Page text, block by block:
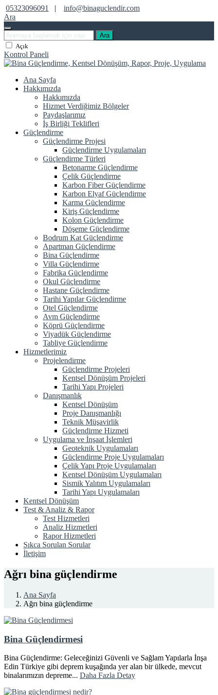
05323096091 |
info@binaguclendir.com
Ara
Ara
Açık
Kontrol Paneli
Ana Sayfa
Hakkımızda
Hakkımızda
Hizmet Verdiğimiz Bölgeler
Paydaşlarımız
İş Birliği Teklifleri
Güçlendirme
Güçlendirme Projesi
Güçlendirme Uygulamaları
Güçlendirme Türleri
Betonarme Güçlendirme
Çelik Güçlendirme
Karbon Fiber Güçlendirme
Karbon Elyaf Güçlendirme
Karma Güçlendirme
Kiriş Güçlendirme
Kolon Güçlendirme
Döşeme Güçlendirme
Bodrum Kat Güçlendirme
Apartman Güçlendirme
Bina Güçlendirme
Villa Güçlendirme
Fabrika Güçlendirme
Okul Güçlendirme
Hastane Güçlendirme
Tarihi Yapılar Güçlendirme
Otel Güçlendirme
Avm Güçlendirme
Köprü Güçlendirme
Viyadük Güçlendirme
Tabliye Güçlendirme
Hizmetlerimiz
Projelendirme
Güçlendirme Projeleri
Kentsel Dönüşüm Projeleri
Tarihi Yapı Projeleri
Danışmanlık
Kentsel Dönüşüm
Proje Danışmanlığı
Teknik Müşavirlik
Güçlendirme Hizmeti
Uygulama ve İnşaat İşlemleri
Geoteknik Uygulamaları
Güçlendirme Proje Uygulamaları
Çelik Yapı Proje Uygulamaları
Kentsel Dönüşüm Uygulamaları
Sismik Yalıtım Uygulamaları
Tarihi Yapı Uygulamaları
Kentsel Dönüşüm
Test & Analiz & Rapor
Test Hizmetleri
Analiz Hizmetleri
Rapor Hizmetleri
Sıkca Sorulan Sorular
İletişim
Ağrı bina güçlendirme
Ana Sayfa
Ağrı bina güçlendirme
Bina Güçlendirmesi
Bina Güçlendirme: Geleceğinizi Güvenli ve Sağlam Yapılarla İnşa
Edin Türkiye gibi deprem kuşağında yer alan bir ülkede, mevcut
binalarımızın depreme... Daha Fazla Detay